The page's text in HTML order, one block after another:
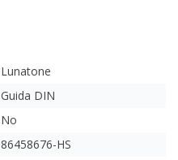
Lunatone
Guida DIN
No
86458676-HS